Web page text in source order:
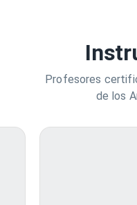
Profesores
de los